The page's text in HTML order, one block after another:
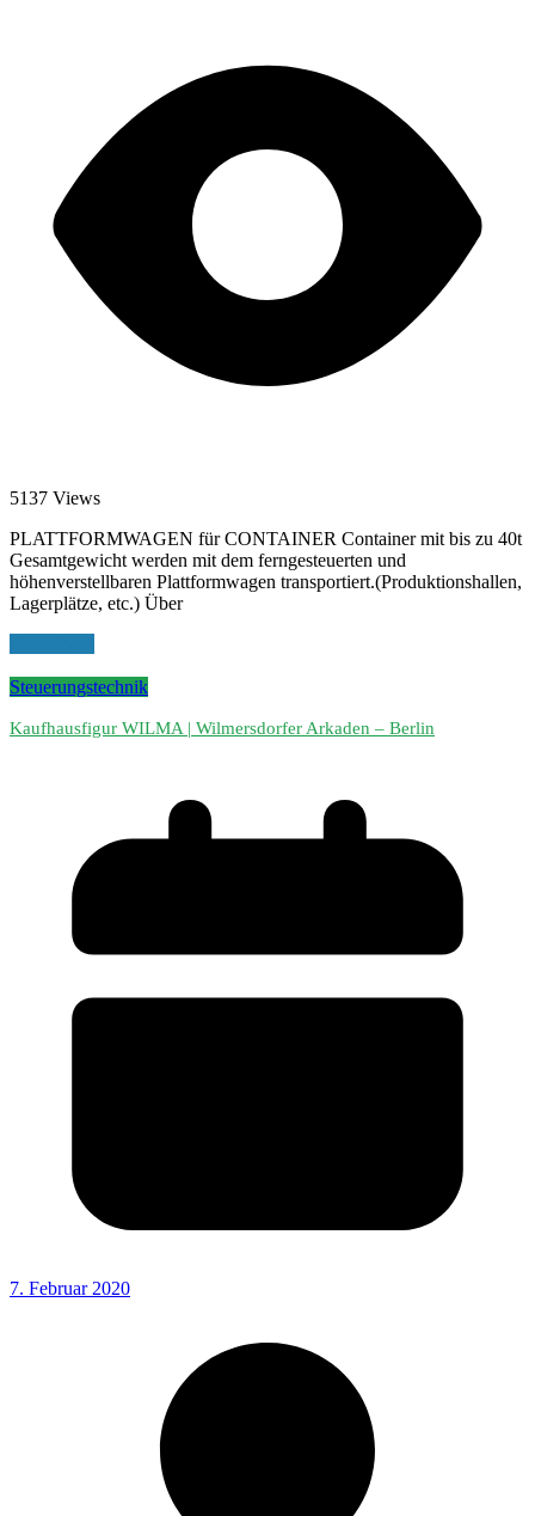
5137 Views
PLATTFORMWAGEN für CONTAINER Container mit bis zu 40t
Gesamtgewicht werden mit dem ferngesteuerten und
höhenverstellbaren Plattformwagen transportiert.(Produktionshallen,
Lagerplätze, etc.) Über
Steuerungstechnik
Kaufhausfigur WILMA | Wilmersdorfer Arkaden – Berlin
7. Februar 2020